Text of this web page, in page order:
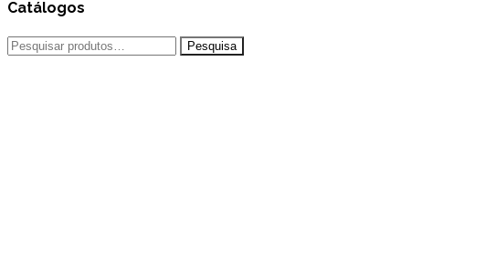
Catálogos
Pesquisar
por: